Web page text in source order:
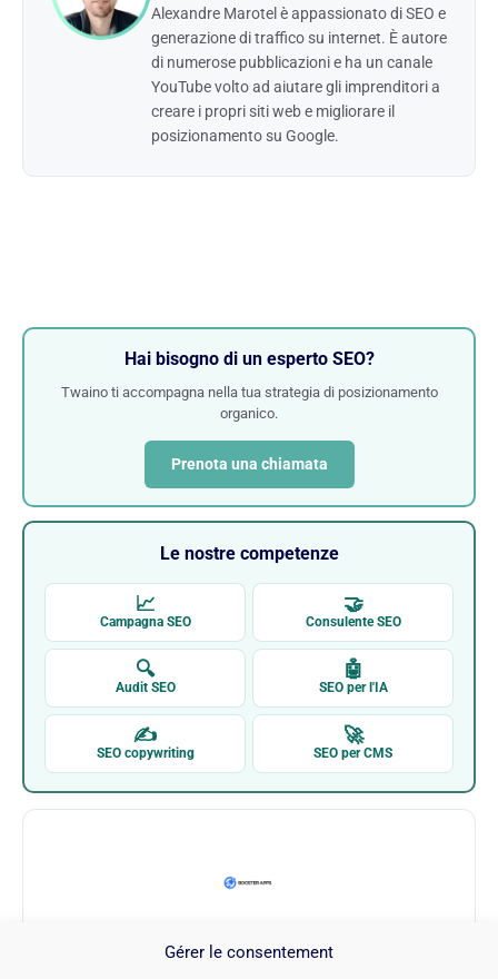
Gérer le consentement
Alexandre Marotel è appassionato di SEO e
generazione di traffico su internet. È autore
di numerose pubblicazioni e ha un canale
YouTube volto ad aiutare gli imprenditori a
creare i propri siti web e migliorare il
posizionamento su Google.
Hai bisogno di un esperto SEO?
Twaino ti accompagna nella tua strategia di posizionamento
organico.
Prenota una chiamata
Le nostre competenze
📈
Campagna SEO
🤝
Consulente SEO
🔍
Audit SEO
🤖
SEO per l'IA
✍
SEO copywriting
🚀
SEO per CMS
Shopify App Store